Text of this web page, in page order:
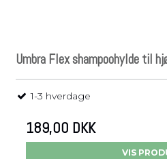
Umbra Flex shampoohylde til
1-3 hverdage
189,00 DKK
VIS